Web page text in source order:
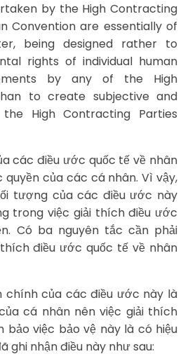
by the High Contracting
Convention are essentially of
being designed rather to
rights of individual human
by any of the High
to create subjective and
High Contracting Parties
các điều ước quốc tế về nhân
của các cá nhân. Vì vậy,
tượng của các điều ước này
trong việc giải thích điều ước
Có ba nguyên tắc cần phải
điều ước quốc tế về nhân
chính của các điều ước này là
cá nhân nên việc giải thích
việc bảo vệ này là có hiệu
ghi nhận điều này như sau: